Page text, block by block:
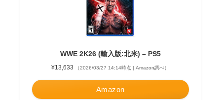
WWE 2K26 (輸入版:北米) – PS5
¥13,633 （2026/03/27 14:14時点 | Amazon調べ）
Amazon